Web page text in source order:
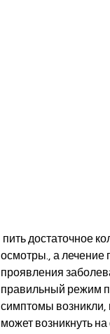
осмотры., а лечение
проявления
правильный режим
симптомы возникли,
может возникнуть